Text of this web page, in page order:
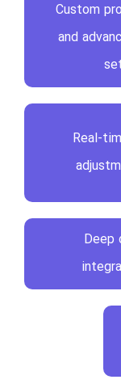
Custom
and
Real-
Deep